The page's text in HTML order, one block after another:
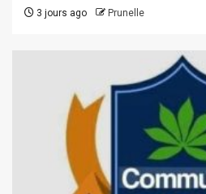
3 jours ago Prunelle